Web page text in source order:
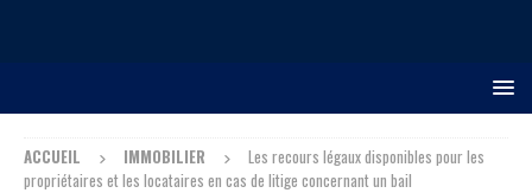
ACCUEIL IMMOBILIER
Les recours légaux disponibles pour les
propriétaires et les locataires en cas de litige concernant un bail